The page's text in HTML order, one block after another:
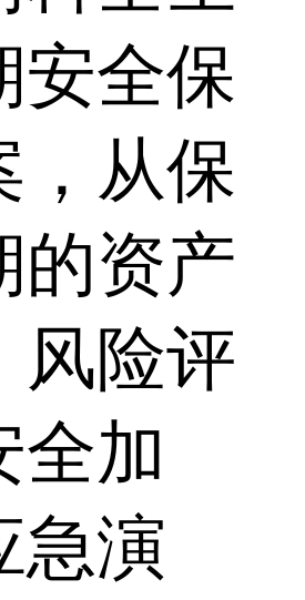
安全保
，从保
的资产
风险评
全加
急演